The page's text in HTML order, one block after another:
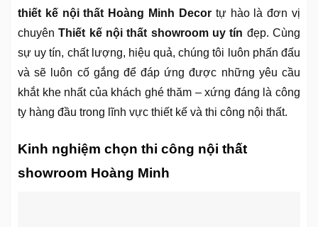
thiết kế nội thất Hoàng Minh Decortự hào là đơn vị
chuyênThiết kế nội thất showroom uy tín đẹp. Cùng
sự uy tín, chất lượng, hiệu quả, chúng tôi luôn phấn đấu
và sẽ luôn cố gắng để đáp ứng được những yêu cầu
khắt khe nhất của khách ghé thăm – xứng đáng là công
ty hàng đầu trong lĩnh vực thiết kế và thi công nội thất.
Kinh nghiệm chọn thi công nội thất
showroom Hoàng Minh